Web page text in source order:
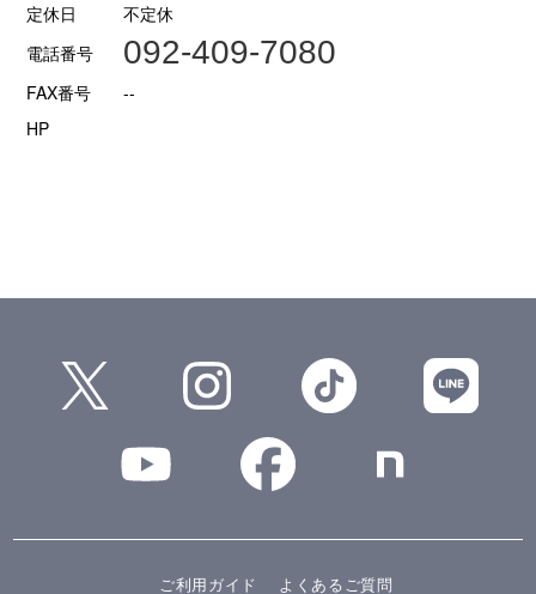
定休日
不定休
電話番号
092-409-7080
FAX番号
--
HP
ご利用ガイド よくあるご質問